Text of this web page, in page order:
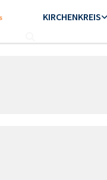
KIRCHENKREIS